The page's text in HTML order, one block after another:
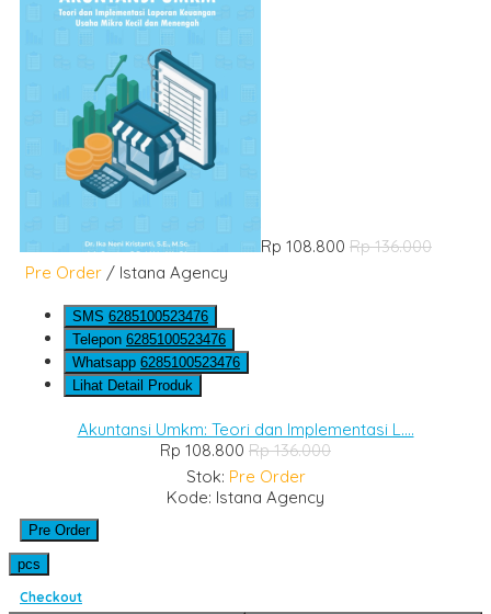
Rp 108.800 Rp 136.000
Pre Order / Istana Agency
SMS 6285100523476
Telepon 6285100523476
Whatsapp 6285100523476
Lihat Detail Produk
Akuntansi Umkm: Teori dan Implementasi L....
Rp 108.800 Rp 136.000
Stok: Pre Order
Kode: Istana Agency
Pre Order
pcs
Checkout